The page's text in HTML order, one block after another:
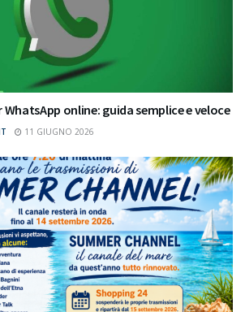
online: guida semplice e veloce
11 GIUGNO 2026